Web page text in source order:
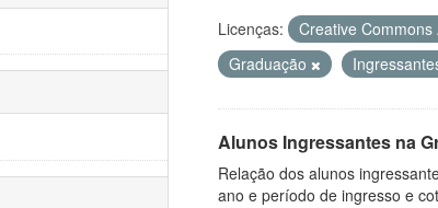
Licenças: Creative Commons
Graduação
Alunos Ingressantes na
Relação dos alunos
ano e período de ingresso e